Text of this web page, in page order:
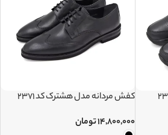
کفش مردانه مدل هشترک کد 2371
۱۴,۸۰۰,۰۰۰تومان